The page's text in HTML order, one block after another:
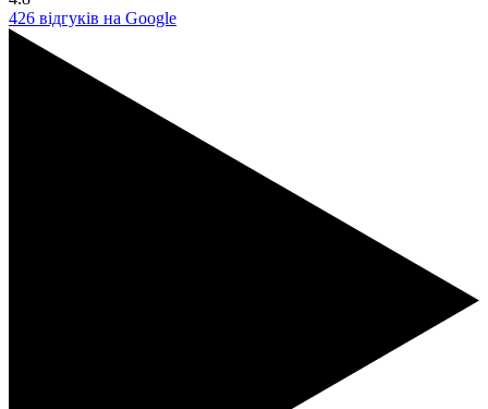
426 відгуків на Google